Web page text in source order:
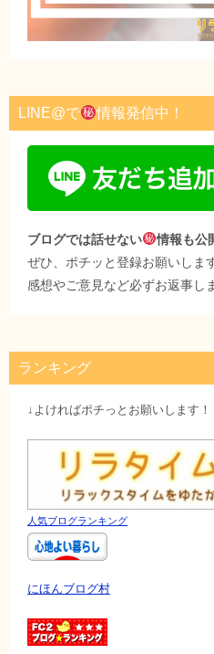
LINE@で 情報発信中！
ブログでは話せない
情報も公
ぜひ、ポチッと登録お願いしま
感想やご意見など必ずお返事し
ランキング
↓よければポチっとお願いします！
人気ブログランキング
にほんブログ村